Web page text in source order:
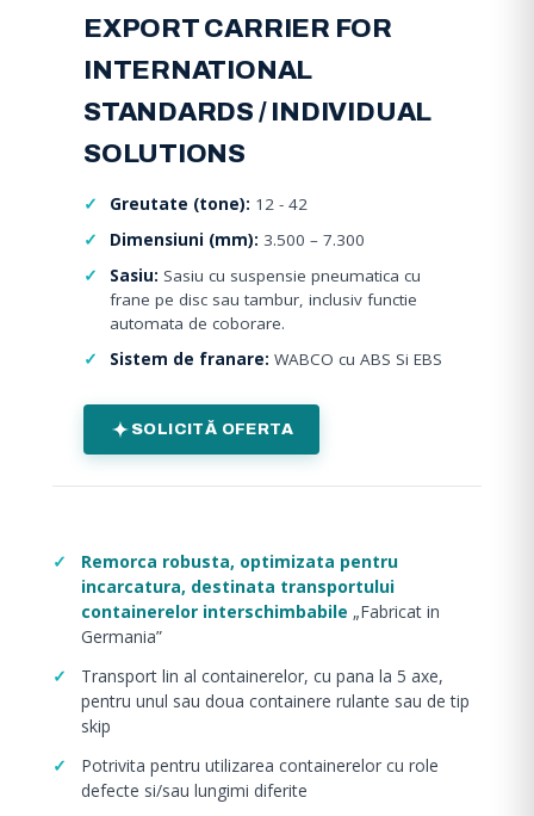
EXPORT CARRIER FOR
INTERNATIONAL
STANDARDS / INDIVIDUAL
SOLUTIONS
Greutate (tone): 12 - 42
Dimensiuni (mm): 3.500 – 7.300
Sasiu: Sasiu cu suspensie pneumatica cu
frane pe disc sau tambur, inclusiv functie
automata de coborare.
Sistem de franare: WABCO cu ABS Si EBS
SOLICITĂ OFERTA
Remorca robusta, optimizata pentru
incarcatura, destinata transportului
containerelor interschimbabile „Fabricat in
Germania”
Transport lin al containerelor, cu pana la 5 axe,
pentru unul sau doua containere rulante sau de tip
skip
Potrivita pentru utilizarea containerelor cu role
defecte si/sau lungimi diferite